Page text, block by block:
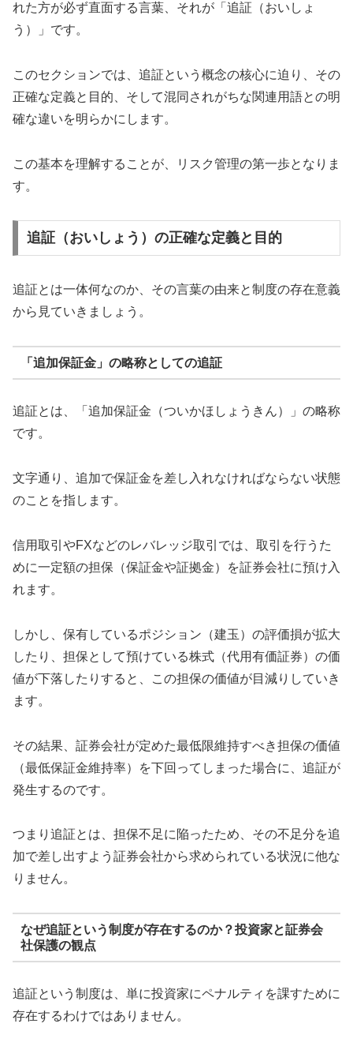
れた方が必ず直面する言葉、それが「追証（おいしょ
う）」です。
このセクションでは、追証という概念の核心に迫り、その
正確な定義と目的、そして混同されがちな関連用語との明
確な違いを明らかにします。
この基本を理解することが、リスク管理の第一歩となりま
す。
追証（おいしょう）の正確な定義と目的
追証とは一体何なのか、その言葉の由来と制度の存在意義
から見ていきましょう。
「追加保証金」の略称としての追証
追証とは、「追加保証金（ついかほしょうきん）」の略称
です。
文字通り、追加で保証金を差し入れなければならない状態
のことを指します。
信用取引やFXなどのレバレッジ取引では、取引を行うた
めに一定額の担保（保証金や証拠金）を証券会社に預け入
れます。
しかし、保有しているポジション（建玉）の評価損が拡大
したり、担保として預けている株式（代用有価証券）の価
値が下落したりすると、この担保の価値が目減りしていき
ます。
その結果、証券会社が定めた最低限維持すべき担保の価値
（最低保証金維持率）を下回ってしまった場合に、追証が
発生するのです。
つまり追証とは、担保不足に陥ったため、その不足分を追
加で差し出すよう証券会社から求められている状況に他な
りません。
なぜ追証という制度が存在するのか？投資家と証券会
社保護の観点
追証という制度は、単に投資家にペナルティを課すために
存在するわけではありません。